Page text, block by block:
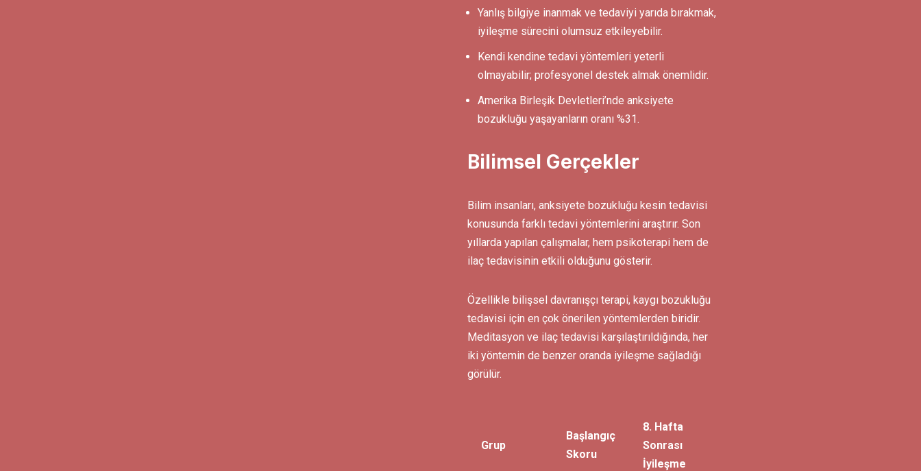
Yanlış bilgiye inanmak ve tedaviyi yarıda bırakmak,
iyileşme sürecini olumsuz etkileyebilir.
Kendi kendine tedavi yöntemleri yeterli
olmayabilir; profesyonel destek almak önemlidir.
Amerika Birleşik Devletleri’nde anksiyete
bozukluğu yaşayanların oranı %31.
Bilimsel Gerçekler
Bilim insanları, anksiyete bozukluğu kesin tedavisi
konusunda farklı tedavi yöntemlerini araştırır. Son
yıllarda yapılan çalışmalar, hem psikoterapi hem de
ilaç tedavisinin etkili olduğunu gösterir.
Özellikle bilişsel davranışçı terapi, kaygı bozukluğu
tedavisi için en çok önerilen yöntemlerden biridir.
Meditasyon ve ilaç tedavisi karşılaştırıldığında, her
iki yöntemin de benzer oranda iyileşme sağladığı
görülür.
Grup
Başlangıç
Skoru
8. Hafta
Sonrası
İyileşme